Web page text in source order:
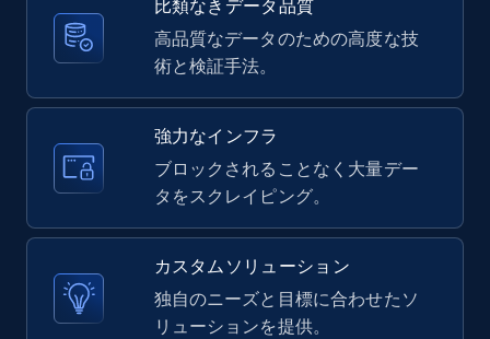
ID, User posted, Name, Description, Date
posted, Photos, URL, Quoted post, and more.
X (formerly Twitter) - Posts - Getting x
posts by array of profiles
ID, User posted, Name, Description, Date
posted, Photos, URL, Quoted post, and more.
比類なきデータ品質
高品質なデータのための高度な技
術と検証手法。
強力なインフラ
ブロックされることなく大量デー
タをスクレイピング。
カスタムソリューション
独自のニーズと目標に合わせたソ
リューションを提供。